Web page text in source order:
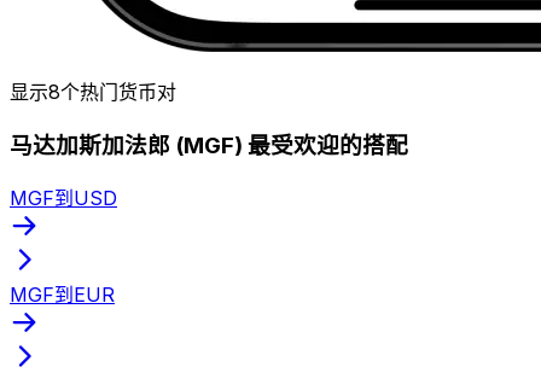
显示8个热门货币对
马达加斯加法郎 (MGF) 最受欢迎的搭配
MGF到USD
MGF到EUR